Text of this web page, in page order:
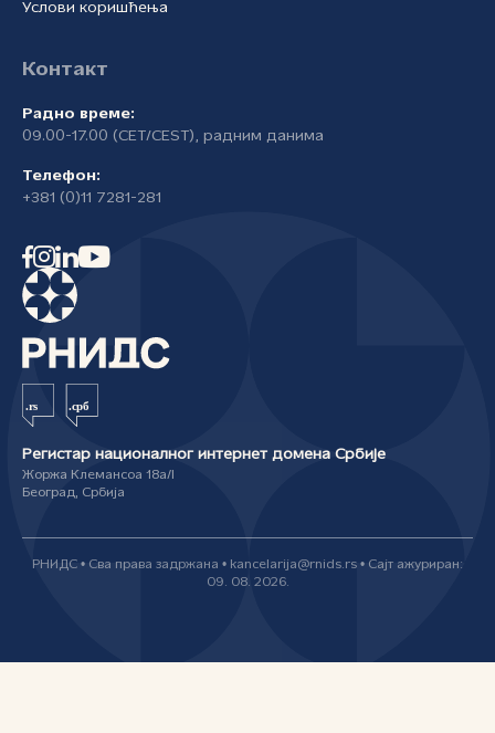
Услови коришћења
Контакт
Радно време:
09.00-17.00 (CET/CEST), радним данима
Телефон:
+381 (0)11 7281-281
Регистар националног интернет домена Србије
Жоржа Клемансоа 18а/I
Београд, Србија
РНИДС • Сва права задржана • kancelarija@rnids.rs • Сајт ажуриран:
09. 08. 2026.